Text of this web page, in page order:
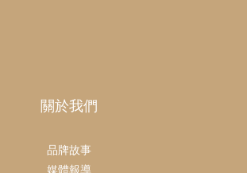
關於我們
品牌故事
媒體報導